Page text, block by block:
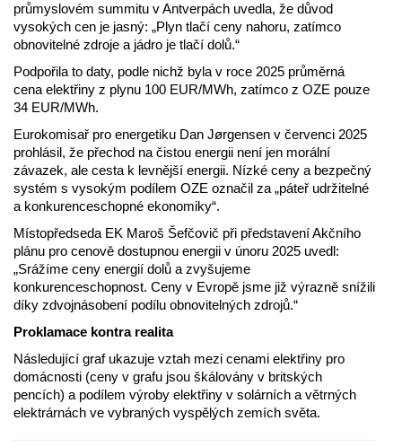
průmyslovém summitu v Antverpách uvedla, že důvod
vysokých cen je jasný: „Plyn tlačí ceny nahoru, zatímco
obnovitelné zdroje a jádro je tlačí dolů.“
Podpořila to daty, podle nichž byla v roce 2025 průměrná
cena elektřiny z plynu 100 EUR/MWh, zatímco z OZE pouze
34 EUR/MWh.
Eurokomisař pro energetiku Dan Jørgensen v červenci 2025
prohlásil, že přechod na čistou energii není jen morální
závazek, ale cesta k levnější energii. Nízké ceny a bezpečný
systém s vysokým podílem OZE označil za „páteř udržitelné
a konkurenceschopné ekonomiky“.
Místopředseda EK Maroš Šefčovič při představení Akčního
plánu pro cenově dostupnou energii v únoru 2025 uvedl:
„Srážíme ceny energií dolů a zvyšujeme
konkurenceschopnost. Ceny v Evropě jsme již výrazně snížili
díky zdvojnásobení podílu obnovitelných zdrojů.“
Proklamace kontra realita
Následující graf ukazuje vztah mezi cenami elektřiny pro
domácnosti (ceny v grafu jsou škálovány v britských
pencích) a podílem výroby elektřiny v solárních a větrných
elektrárnách ve vybraných vyspělých zemích světa.